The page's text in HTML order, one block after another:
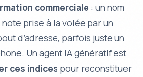
commerciale : un nom
prise à la volée par un
d’adresse, parfois juste un
Un agent IA génératif est
ces indices pour reconstituer